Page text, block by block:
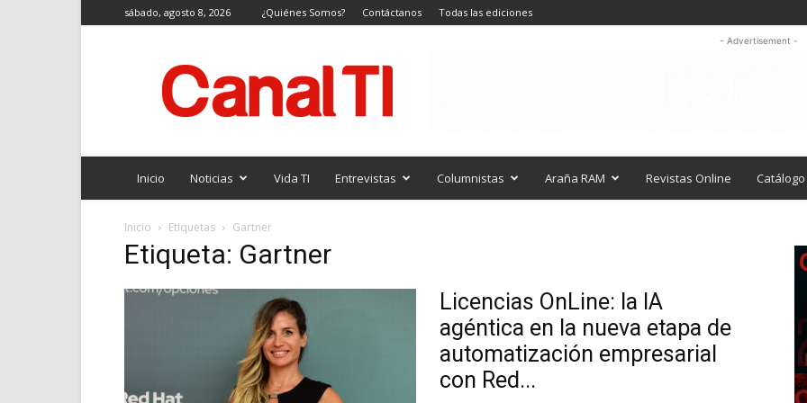
sábado, agosto 8, 2026 ¿Quiénes Somos? Contáctanos Todas las ediciones
TI
- Advertisement -
Inicio Noticias Vida TI Entrevistas Columnistas Araña RAM Revistas Online Catálogo
Inicio Etiquetas Gartner
Etiqueta: Gartner
Licencias OnLine: la IA
agéntica en la nueva etapa de
automatización empresarial
con Red...